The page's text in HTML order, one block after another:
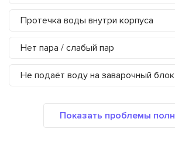
Протечка воды внутри корпуса
Нет пара / слабый пар
Не подаёт воду на заварочный блок